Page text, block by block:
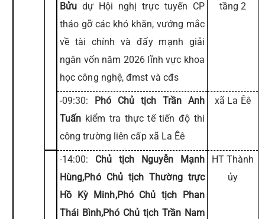
Bửu dự Hội nghị trực tuyến CP
tháo gỡ các khó khăn, vướng mắc
về tài chính và đẩy mạnh giải
ngân vốn năm 2026 lĩnh vực khoa
học công nghệ, đmst và cđs
tầng 2
-09:30: Phó Chủ tịch Trần Anh
Tuấn kiểm tra thực tế tiến độ thi
công trường liên cấp xã La Êê
xã La Êê
-14:00: Chủ tịch Nguyễn Mạnh
Hùng,Phó Chủ tịch Thường trực
Hồ Kỳ Minh,Phó Chủ tịch Phan
Thái Bình,Phó Chủ tịch Trần Nam
HT Thành
ủy